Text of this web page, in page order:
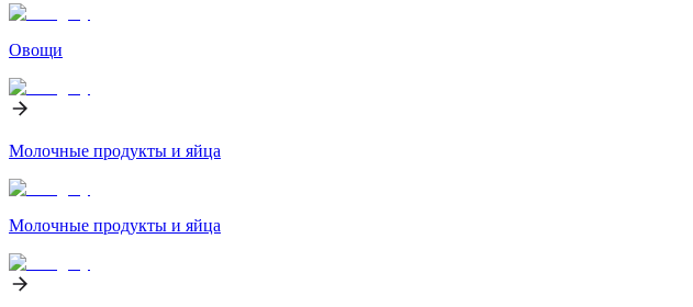
Овощи
Молочные продукты и яйца
Молочные продукты и яйца